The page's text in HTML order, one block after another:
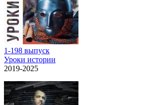
1-198 выпуск
Уроки истории
2019-2025